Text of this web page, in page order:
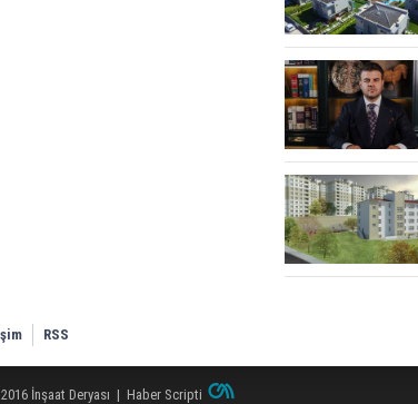
RSS
İnşaat Deryası | Haber Scripti